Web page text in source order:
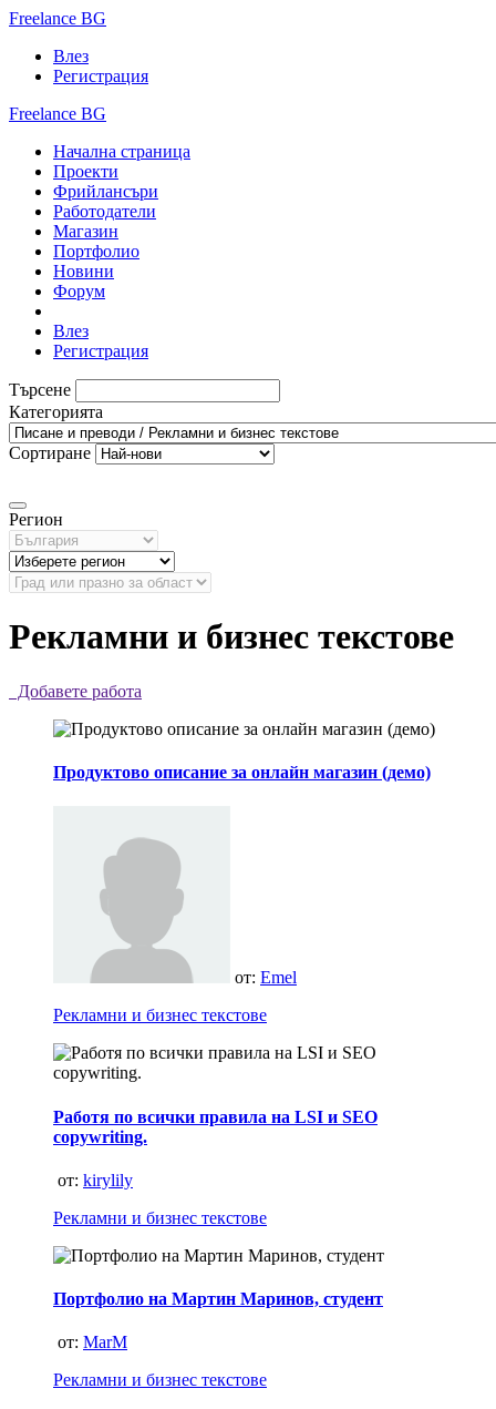
Freelance BG
Влез
Регистрация
Freelance BG
Начална страница
Проекти
Фрийлансъри
Работодатели
Магазин
Портфолио
Новини
Форум
Влез
Регистрация
Търсене
Категорията
Сортиране
Регион
Рекламни и бизнес текстове
Добавете работа
Продуктово описание за онлайн магазин (демо)
от: Emel
Рекламни и бизнес текстове
Работя по всички правила на LSI и SEO
copywriting.
от: kirylily
Рекламни и бизнес текстове
Портфолио на Мартин Маринов, студент
от: MarM
Рекламни и бизнес текстове